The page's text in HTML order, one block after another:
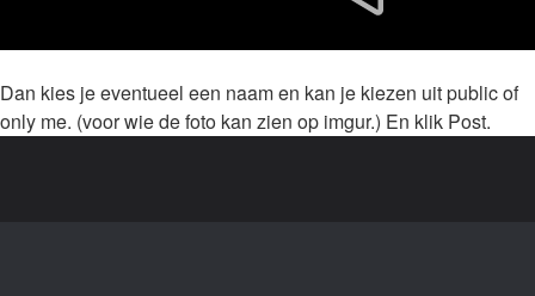
Dan kies je eventueel een naam en kan je kiezen uit public of
only me. (voor wie de foto kan zien op imgur.) En klik Post.